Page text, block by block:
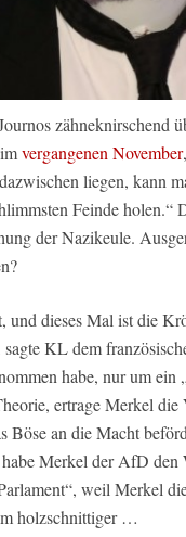
zähneknirschend
vergangenen November
liegen, kann
Feinde holen.“
der Nazikeule.
und dieses Mal ist die
sagte KL dem
habe, nur um ein
ertrage Merkel
Böse an die Macht
Merkel der AfD den
weil Merkel
holzschnittiger …